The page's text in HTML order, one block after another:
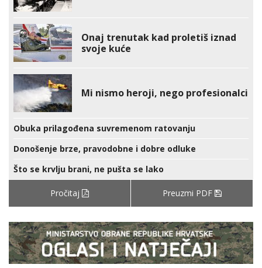
Onaj trenutak kad proletiš iznad
svoje kuće
Mi nismo heroji, nego profesionalci
Obuka prilagođena suvremenom ratovanju
Donošenje brze, pravodobne i dobre odluke
Što se krvlju brani, ne pušta se lako
Pročitaj Preuzmi PDF